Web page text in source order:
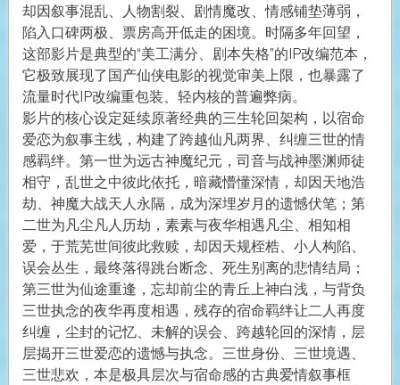
却因叙事混乱、人物割裂、剧情魔改、情感铺垫薄弱，
陷入口碑两极、票房高开低走的困境。时隔多年回望，
这部影片是典型的“美工满分、剧本失格”的IP改编范本，
它极致展现了国产仙侠电影的视觉审美上限，也暴露了
流量时代IP改编重包装、轻内核的普遍弊病。
影片的核心设定延续原著经典的三生轮回架构，以宿命
爱恋为叙事主线，构建了跨越仙凡两界、纠缠三世的情
感羁绊。第一世为远古神魔纪元，司音与战神墨渊师徒
相守，乱世之中彼此依托，暗藏懵懂深情，却因天地浩
劫、神魔大战天人永隔，成为深埋岁月的遗憾伏笔；第
二世为凡尘凡人历劫，素素与夜华相遇凡尘、相知相
爱，于荒芜世间彼此救赎，却因天规桎梏、小人构陷、
误会丛生，最终落得跳台断念、死生别离的悲情结局；
第三世为仙途重逢，忘却前尘的青丘上神白浅，与背负
三世执念的夜华再度相遇，残存的宿命羁绊让二人再度
纠缠，尘封的记忆、未解的误会、跨越轮回的深情，层
层揭开三世爱恋的遗憾与执念。三世身份、三世境遇、
三世悲欢，本是极具层次与宿命感的古典爱情叙事框